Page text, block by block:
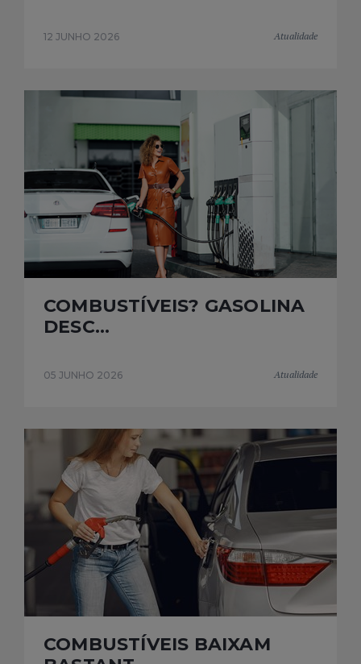
12 JUNHO 2026 Atualidade
COMBUSTÍVEIS? GASOLINA
DESC...
05 JUNHO 2026 Atualidade
COMBUSTÍVEIS BAIXAM